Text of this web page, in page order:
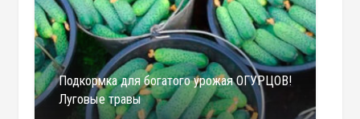
Подкормка для богатого урожая ОГУРЦОВ!
Луговые травы